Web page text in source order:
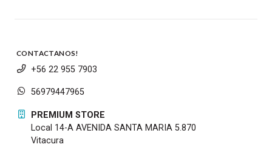
CONTACTANOS!
+56 22 955 7903
56979447965
PREMIUM STORE
Local 14-A AVENIDA SANTA MARIA 5.870
Vitacura